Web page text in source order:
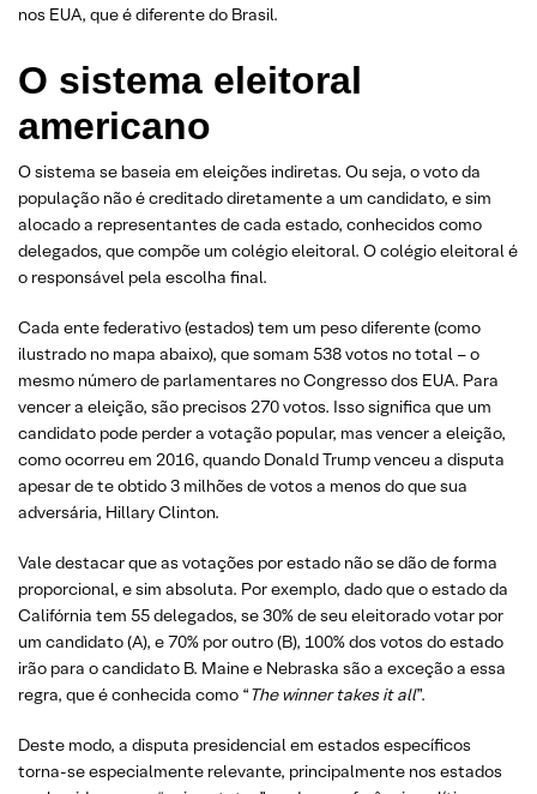
nos EUA, que é diferente do Brasil.
O sistema eleitoral
americano
O sistema se baseia em eleições indiretas. Ou seja, o voto da
população não é creditado diretamente a um candidato, e sim
alocado a representantes de cada estado, conhecidos como
delegados, que compõe um colégio eleitoral. O colégio eleitoral é
o responsável pela escolha final.
Cada ente federativo (estados) tem um peso diferente (como
ilustrado no mapa abaixo), que somam 538 votos no total – o
mesmo número de parlamentares no Congresso dos EUA. Para
vencer a eleição, são precisos 270 votos. Isso significa que um
candidato pode perder a votação popular, mas vencer a eleição,
como ocorreu em 2016, quando Donald Trump venceu a disputa
apesar de te obtido 3 milhões de votos a menos do que sua
adversária, Hillary Clinton.
Vale destacar que as votações por estado não se dão de forma
proporcional, e sim absoluta. Por exemplo, dado que o estado da
Califórnia tem 55 delegados, se 30% de seu eleitorado votar por
um candidato (A), e 70% por outro (B), 100% dos votos do estado
irão para o candidato B. Maine e Nebraska são a exceção a essa
regra, que é conhecida como “The winner takes it all”.
Deste modo, a disputa presidencial em estados específicos
torna-se especialmente relevante, principalmente nos estados